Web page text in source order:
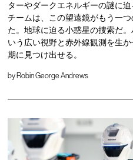
ターやダークエネルギーの謎に
チームは、この望遠鏡がもう一
た。地球に迫る小惑星の捜索だ
いう広い視野と赤外線観測を生
期に見つけ出せる。
by Robin George Andrews